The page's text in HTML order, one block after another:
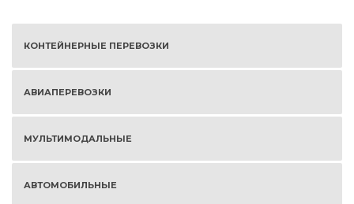
КОНТЕЙНЕРНЫЕ ПЕРЕВОЗКИ
АВИАПЕРЕВОЗКИ
МУЛЬТИМОДАЛЬНЫЕ
АВТОМОБИЛЬНЫЕ